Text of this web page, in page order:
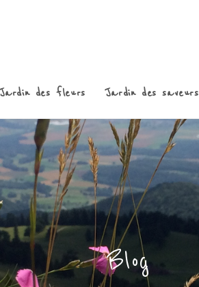
Jardin des fleurs Jardin des saveurs
Blog